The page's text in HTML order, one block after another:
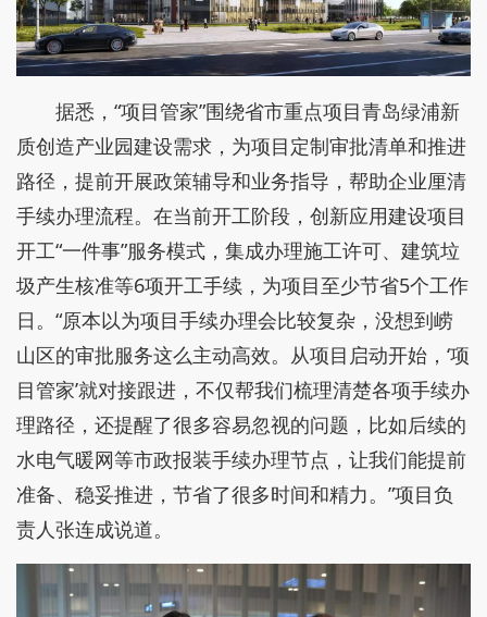
据悉，“项目管家”围绕省市重点项目青岛绿浦新
质创造产业园建设需求，为项目定制审批清单和推进
路径，提前开展政策辅导和业务指导，帮助企业厘清
手续办理流程。在当前开工阶段，创新应用建设项目
开工“一件事”服务模式，集成办理施工许可、建筑垃
圾产生核准等6项开工手续，为项目至少节省5个工作
日。“原本以为项目手续办理会比较复杂，没想到崂
山区的审批服务这么主动高效。从项目启动开始，‘项
目管家’就对接跟进，不仅帮我们梳理清楚各项手续办
理路径，还提醒了很多容易忽视的问题，比如后续的
水电气暖网等市政报装手续办理节点，让我们能提前
准备、稳妥推进，节省了很多时间和精力。”项目负
责人张连成说道。